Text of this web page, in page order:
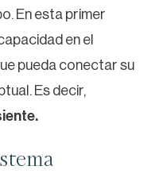
En esta primer
en el
pueda conectar su
Es decir,